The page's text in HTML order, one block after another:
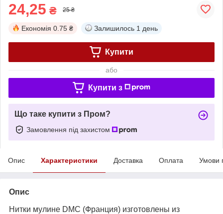
24,25 ₴ 25 ₴
Економія 0.75 ₴ Залишилось 1 день
Купити
або
Купити з
Що таке купити з Пром?
Замовлення під захистом
Опис Характеристики Доставка Оплата Умови
Опис
Нитки мулине DMC (Франция) изготовлены из